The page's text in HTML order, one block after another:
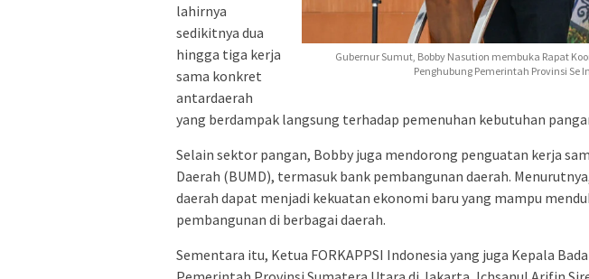
Gubernur Sumut, Bobby Nasution membuka Rapat
Penghubung Pemerintah Provinsi Se
lahirnya
sedikitnya dua
hingga tiga kerja
sama konkret
antardaerah
yang berdampak langsung terhadap pemenuhan kebutuhan
Selain sektor pangan, Bobby juga mendorong penguatan kerja
Daerah (BUMD), termasuk bank pembangunan daerah.
daerah dapat menjadi kekuatan ekonomi baru yang mampu
pembangunan di berbagai daerah.
Sementara itu, Ketua FORKAPPSI Indonesia yang juga Kepala